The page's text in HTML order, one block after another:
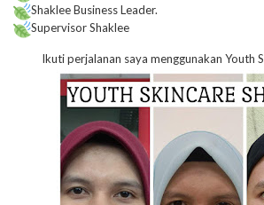
Shaklee Business Leader.
Supervisor Shaklee
Ikuti perjalanan saya menggunakan Youth